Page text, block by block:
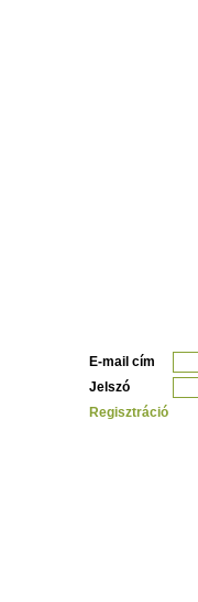
E-mail cím
Jelszó
Regisztráció